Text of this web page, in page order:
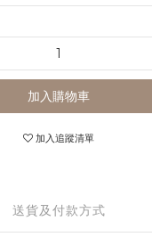
加入購物車
加入追蹤清單
送貨及付款方式